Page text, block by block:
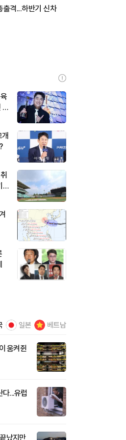
출격...하반기 신차
김
일본 베트남
움켜쥔
다...유럽
났지만